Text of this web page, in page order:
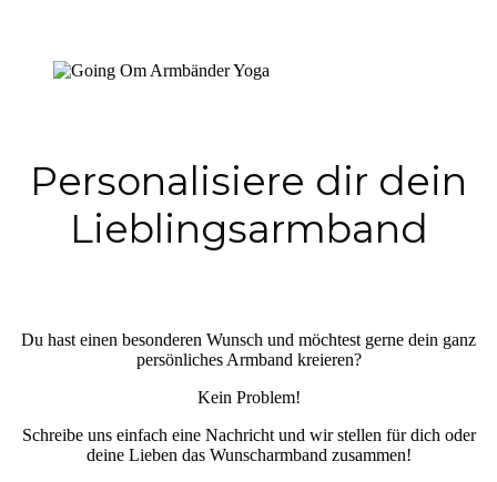
Personalisiere dir dein
Lieblingsarmband
Du hast einen besonderen Wunsch und möchtest gerne dein ganz
persönliches Armband kreieren?
Kein Problem!
Schreibe uns einfach eine Nachricht und wir stellen für dich oder
deine Lieben das Wunscharmband zusammen!